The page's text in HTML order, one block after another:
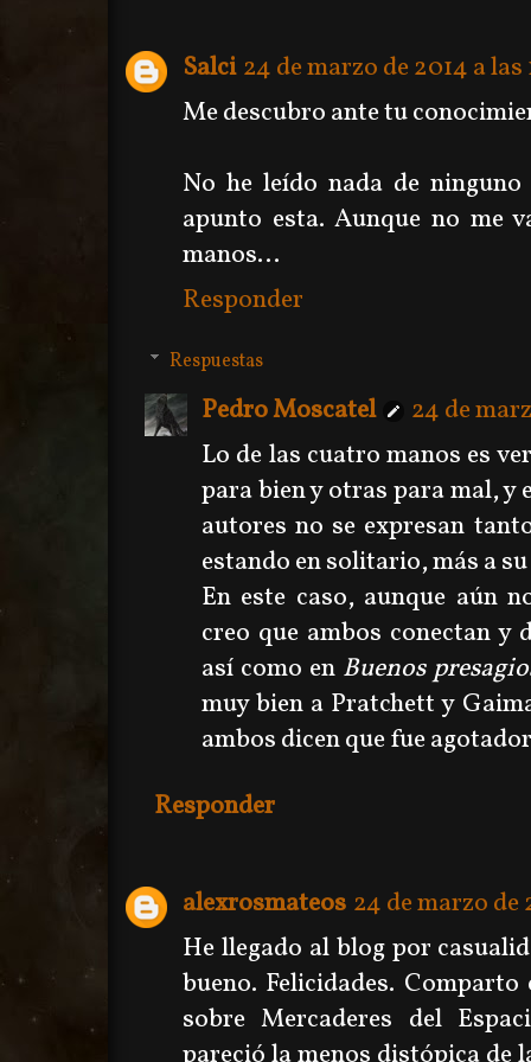
Salci 24 de marzo de 2014 a las
Me descubro ante tu
No he leído nada de
apunto esta. Aunque no me
manos...
Responder
Respuestas
Pedro Moscatel
24 de
Lo de las cuatro manos es
para bien y otras para mal, y
autores no se expresan
estando en solitario, más a
En este caso, aunque aún
creo que ambos conectan y
así como en Buenos
muy bien a Pratchett y
ambos dicen que fue
Responder
alexrosmateos 24 de marzo de
He llegado al blog por
bueno. Felicidades.
sobre Mercaderes del